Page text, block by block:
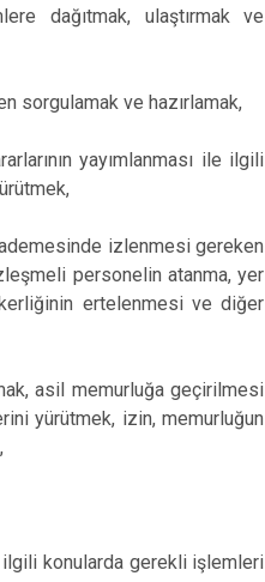
dağıtmak, ulaştırmak ve
sorgulamak ve hazırlamak,
yayımlanması ile ilgili
izlenmesi gereken
personelin atanma, yer
ertelenmesi ve diğer
asil memurluğa geçirilmesi
yürütmek, izin, memurluğun
konularda gerekli işlemleri